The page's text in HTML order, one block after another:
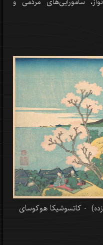
- کاتسوشیکا هوکوسای